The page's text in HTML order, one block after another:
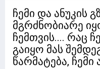
ჩემი და ანუკის
მგრძნობიარე
ჩემთვის.... რაც
გაიყო მას
წარმატება,